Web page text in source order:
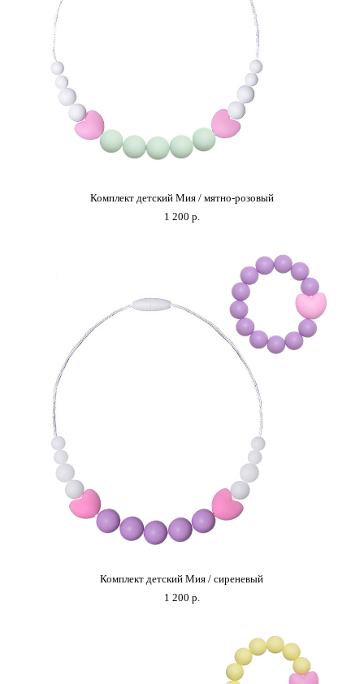
Комплект детский Мия / мятно-розовый
1 200 p.
Комплект детский Мия / сиреневый
1 200 p.